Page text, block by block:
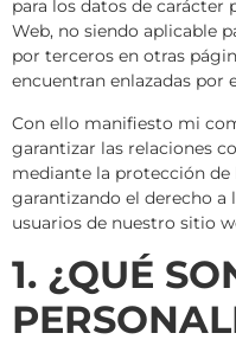
para los datos de carácter
Web, no siendo aplicable
por terceros en otras
encuentran enlazadas por
Con ello manifiesto mi
garantizar las relaciones
mediante la protección de
garantizando el derecho a
usuarios de nuestro sitio
1. ¿QUÉ